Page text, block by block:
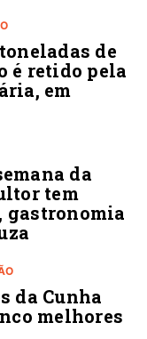
de
é retido pela
em
da
tem
gastronomia
da Cunha
melhores